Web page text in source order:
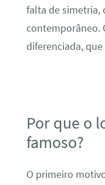
falta de simetria,
contemporâneo.
diferenciada,
Por que o
famoso?
O primeiro